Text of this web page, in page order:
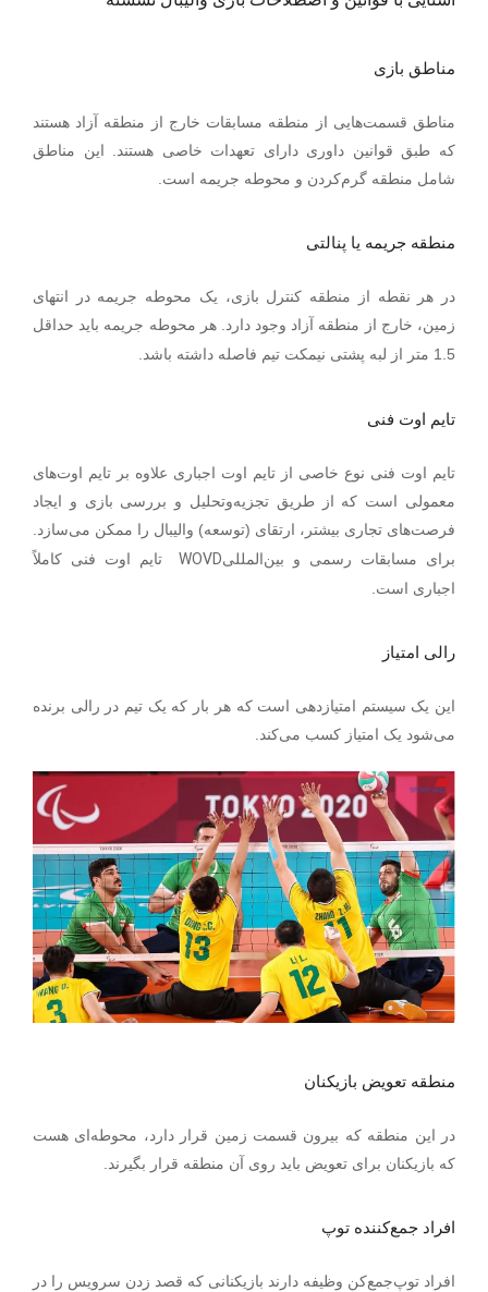
مناطق بازی
مناطق قسمت‌هایی از منطقه مسابقات خارج از منطقه آزاد هستند
که طبق قوانین داوری دارای تعهدات خاصی هستند. این مناطق
شامل منطقه گرم‌کردن و محوطه جریمه است.
منطقه جریمه یا پنالتی
در هر نقطه از منطقه کنترل بازی، یک محوطه جریمه در انتهای
زمین، خارج از منطقه آزاد وجود دارد. هر محوطه جریمه باید حداقل
1.5 متر از لبه پشتی نیمکت تیم فاصله داشته باشد
.
تایم اوت فنی
تایم اوت فنی نوع خاصی از تایم اوت اجباری علاوه بر تایم اوت‌های
معمولی است که از طریق تجزیه‌وتحلیل و بررسی بازی و ایجاد
فرصت‌های تجاری بیشتر، ارتقای (توسعه) والیبال را ممکن می‌سازد.
برای مسابقات رسمی و بین‌المللیWOVD
تایم اوت فنی کاملاً
اجباری است.
رالی امتیاز
این یک سیستم امتیازدهی است که هر بار که یک تیم در رالی برنده
می‌شود یک امتیاز کسب می‌کند.
منطقه تعویض بازیکنان
در این منطقه که بیرون قسمت زمین قرار دارد، محوطه‌ای هست
که بازیکنان برای تعویض باید روی آن منطقه قرار بگیرند.
افراد جمع‌کننده توپ
افراد توپ‌جمع‌کن وظیفه دارند بازیکنانی که قصد زدن سرویس را در